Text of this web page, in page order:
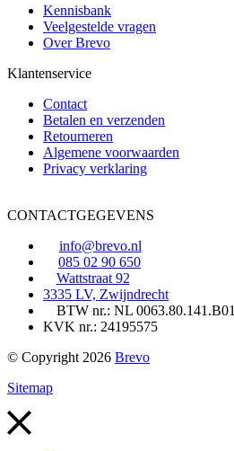
Kennisbank
Veelgestelde vragen
Over Brevo
Klantenservice
Contact
Betalen en verzenden
Retourneren
Algemene voorwaarden
Privacy verklaring
CONTACTGEGEVENS
info@brevo.nl
085 02 90 650
Wattstraat 92
3335 LV, Zwijndrecht
BTW nr.: NL 0063.80.141.B01
KVK nr.: 24195575
© Copyright 2026 Brevo
Sitemap